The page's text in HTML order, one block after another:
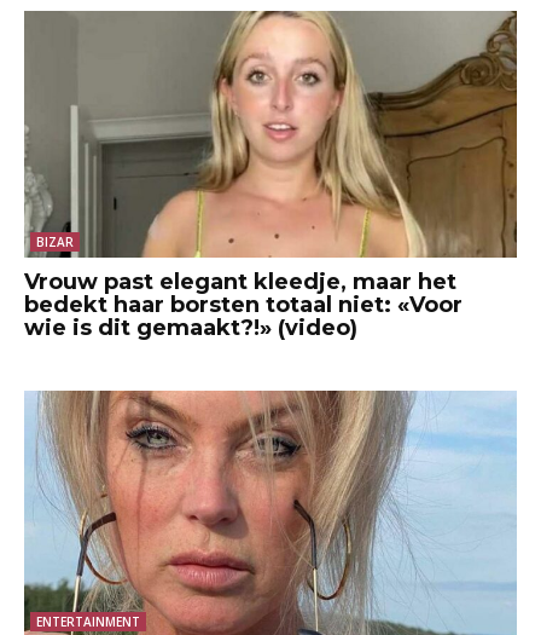
BIZAR
Vrouw past elegant kleedje, maar het
bedekt haar borsten totaal niet: «Voor
wie is dit gemaakt?!» (video)
ENTERTAINMENT